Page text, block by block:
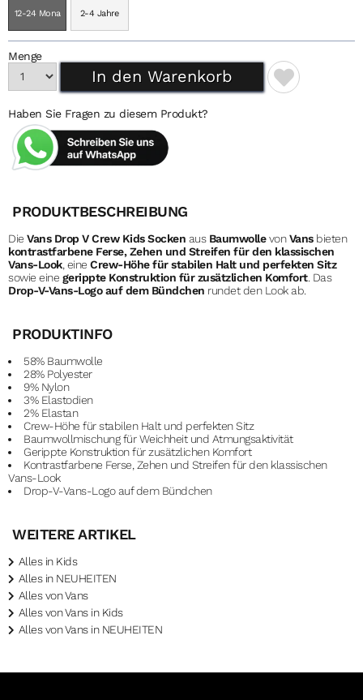
12-24 Mona 2-4 Jahre
Menge
Haben Sie Fragen zu diesem Produkt?
PRODUKTBESCHREIBUNG
Die Vans Drop V Crew Kids Socken aus BaumwollevonVansbieten
kontrastfarbene Ferse, Zehen und Streifen für den klassischen
Vans-Look, eine Crew-Höhe für stabilen Halt und perfekten Sitz
sowie eine gerippte Konstruktion für zusätzlichen Komfort. Das
Drop-V-Vans-Logo auf dem Bündchen rundet den Look ab.
PRODUKTINFO
58% Baumwolle
28% Polyester
9% Nylon
3% Elastodien
2% Elastan
Crew-Höhe für stabilen Halt und perfekten Sitz
Baumwollmischung für Weichheit und Atmungsaktivität
Gerippte Konstruktion für zusätzlichen Komfort
Kontrastfarbene Ferse, Zehen und Streifen für den klassischen
Vans-Look
Drop-V-Vans-Logo auf dem Bündchen
WEITERE ARTIKEL
Alles in Kids
Alles in NEUHEITEN
Alles von Vans
Alles von Vans in Kids
Alles von Vans in NEUHEITEN